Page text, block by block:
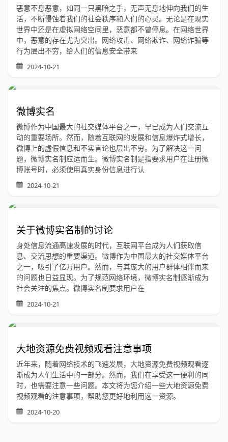
恶意不息恶意，如同一只黑暗之手，无声无息地伸向我们的生
活，不断侵蚀着我们的社会秩序和人们的心灵。无论是在现实
世界中还是在虚拟网络空间里，恶意都不曾停息。在网络世界
中，恶意的存在尤为突出。网络攻击、网络欺诈、网络诈骗等
行为层出不穷，给人们的信息安全带来
2024-10-21
微博实名
微博作为中国最大的社交媒体平台之一，早已成为人们交流互
动的重要场所。然而，随着互联网的发展和信息爆炸式增长，
微博上的虚假信息和不实言论也层出不穷。为了解决这一问
题，微博实名制应运而生。微博实名制是指要求用户在注册微
博账号时，必须使用真实身份信息进行认
2024-10-21
关于微博实名制的讨论
身处信息流通高速发展的时代，互联网平台成为人们获取信
息、交流思想的重要渠道。微博作为中国最大的社交媒体平台
之一，吸引了亿万用户。然而，与其庞大的用户群体相伴而来
的问题也日益显现。为了规范网络环境，微博实名制逐渐成为
社会关注的焦点。微博实名制要求用户在
2024-10-21
大地资源免费视频观看注意事项
近年来，随着网络技术的飞速发展，大地资源免费视频观看逐
渐成为人们生活中的一部分。然而，我们在享受这一便利的同
时，也需要注意一些问题。本文将为您介绍一些大地资源免费
视频观看的注意事项，帮助您更好地利用这一资源。
2024-10-20